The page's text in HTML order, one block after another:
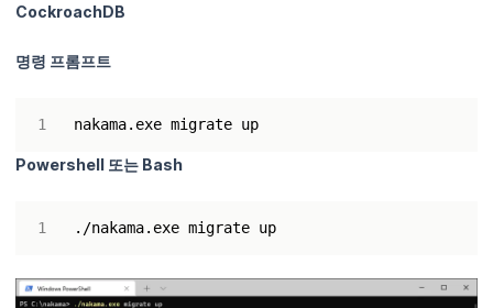
CockroachDB
명령 프롬프트
Powershell 또는 Bash